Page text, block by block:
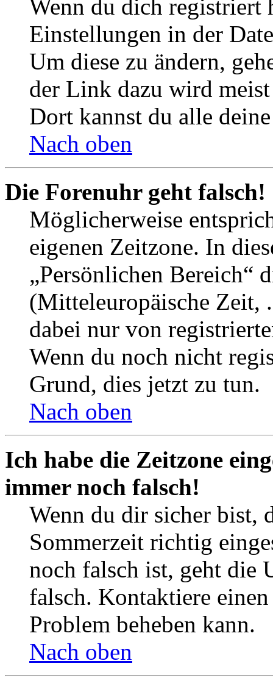
Wenn du dich registriert
Einstellungen in der
Um diese zu ändern,
der Link dazu wird
Dort kannst du alle
Nach oben
Die Forenuhr geht falsch!
Möglicherweise
eigenen Zeitzone. In
„Persönlichen Bereich“
(Mitteleuropäische Zeit,
dabei nur von
Wenn du noch nicht
Grund, dies jetzt zu tun.
Nach oben
Ich habe die Zeitzone
immer noch falsch!
Wenn du dir sicher bist,
Sommerzeit richtig
noch falsch ist, geht die
falsch. Kontaktiere
Problem beheben kann.
Nach oben